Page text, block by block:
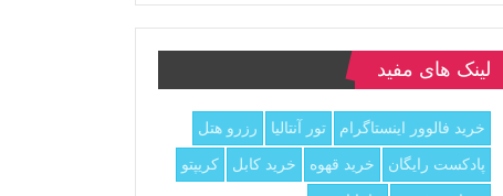
لینک های مفید
خرید فالوور اینستاگرام تور آنتالیا رزرو هتل
پادکست رایگان خرید قهوه خرید کابل کریپتو